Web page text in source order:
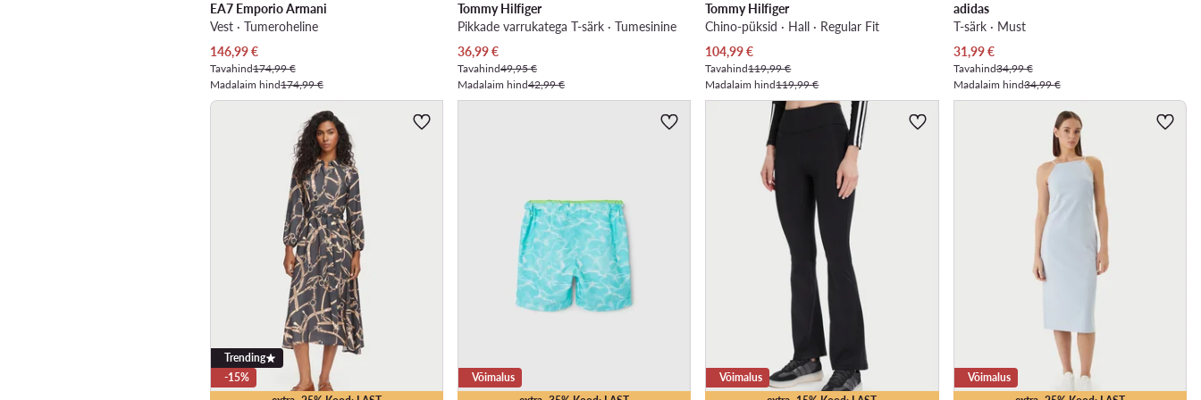
EA7 Emporio Armani
Vest · Tumeroheline
Praegune hind
146,99€
Tavahind174,99 €
Madalaim hind174,99 €
Tommy Hilfiger
Pikkade varrukatega T-särk · Tumesinine
Praegune hind
36,99€
Tavahind49,95 €
Madalaim hind42,99 €
Tommy Hilfiger
Chino-püksid · Hall · Regular Fit
Praegune hind
104,99€
Tavahind119,99 €
Madalaim hind119,99 €
adidas
T-särk · Must
Praegune hind
31,99€
Tavahind34,99 €
Madalaim hind34,99 €
Trending
-15%
Võimalus
Võimalus
Võimalus